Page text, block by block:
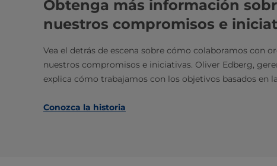
Obtenga más información
nuestros compromisos e
Vea el detrás de escena sobre cómo colaboramos con
nuestros compromisos e iniciativas. Oliver Edberg,
explica cómo trabajamos con los objetivos basados en
Conozca la historia